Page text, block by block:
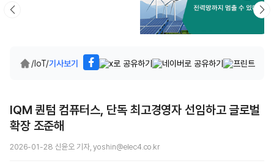
/IoT/기사보기
IQM 퀀텀 컴퓨터스, 단독 최고경영자 선임하고 글로벌
확장 조준해
2026-01-28 신윤오 기자, yoshin@elec4.co.kr